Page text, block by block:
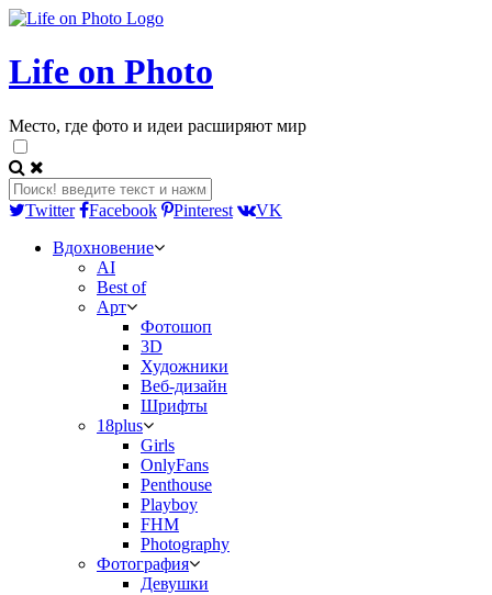
Life on Photo
Место, где фото и идеи расширяют мир
Twitter Facebook Pinterest
VK
Вдохновение
AI
Best of
Арт
Фотошоп
3D
Художники
Веб-дизайн
Шрифты
18plus
Girls
OnlyFans
Penthouse
Playboy
FHM
Photography
Фотография
Девушки